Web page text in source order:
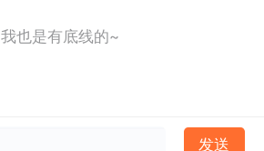
我也是有底线的~
发送